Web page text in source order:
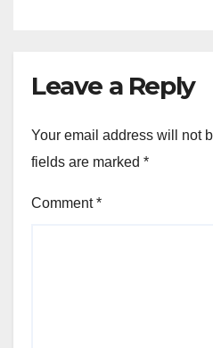
Leave a Reply
Your email address will not
fields are marked *
Comment*